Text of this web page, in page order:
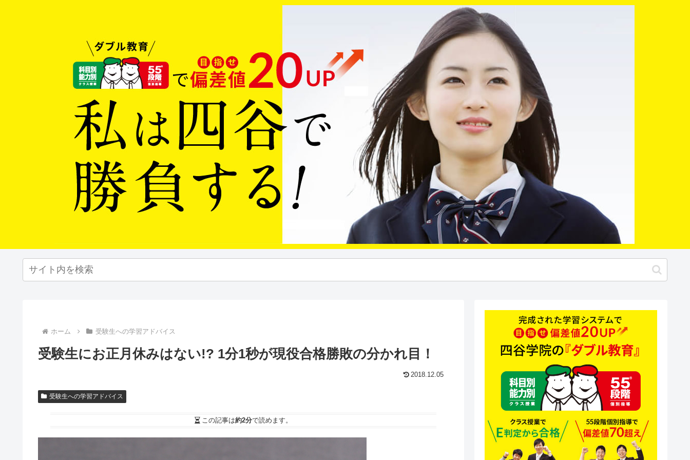
ホーム 受験生への学習アドバイス
受験生にお正月休みはない!? 1分1秒が現役合格勝敗の分かれ目！
2018.12.05
受験生への学習アドバイス
この記事は約2分で読めます。